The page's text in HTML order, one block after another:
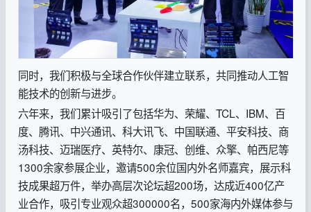
同时，我们积极与全球合作伙伴建立联系，共同推动人工智
能技术的创新与进步。
六年来，我们累计吸引了包括华为、荣耀、TCL、IBM、百
度、腾讯、中兴通讯、科大讯飞、中国联通、平安科技、商
汤科技、迈瑞医疗、英特尔、康冠、创维、众擎、帕西尼等
1300余家参展企业，邀请500余位国内外名师嘉宾，展示科
技成果超万件，举办高层次论坛超200场，达成近400亿产
业合作，吸引专业观众超300000名，500家海内外媒体参与